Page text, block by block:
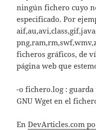
ningún fichero cuyo
especificado. Por
ficheros gráficos, de
página web que
-o fichero.log :
GNU Wget en el
EnDevArticles.com